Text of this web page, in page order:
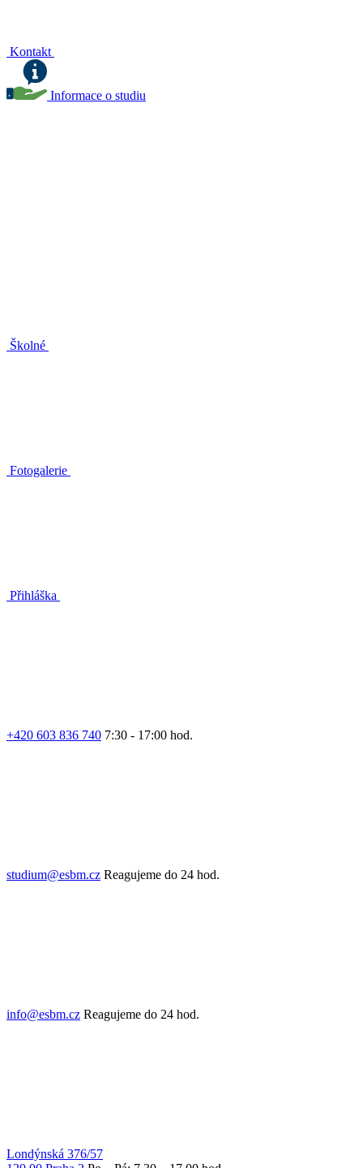
Kontakt
Informace o studiu
Školné
Fotogalerie
Přihláška
+420 603 836 740 7:30 - 17:00 hod.
studium@esbm.cz Reagujeme do 24 hod.
info@esbm.cz Reagujeme do 24 hod.
Londýnská 376/57